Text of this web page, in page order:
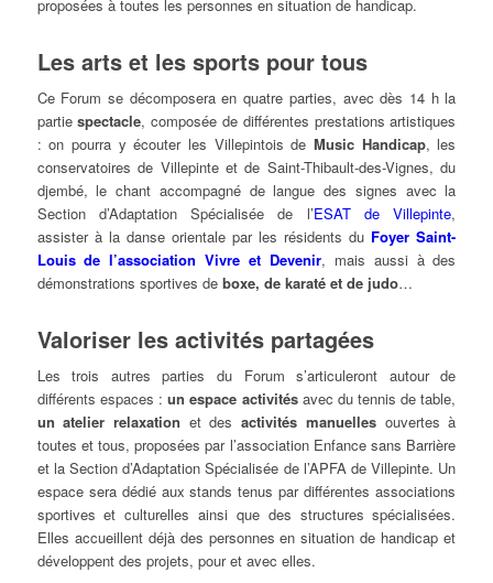
proposées à toutes les personnes en situation de handicap.
Les arts et les sports pour tous
Ce Forum se décomposera en quatre parties, avec dès 14 h la
partiespectacle, composée de différentes prestations artistiques
: on pourra y écouter les Villepintois deMusic Handicap, les
conservatoires de Villepinte et de Saint-Thibault-des-Vignes, du
djembé, le chant accompagné de langue des signes avec la
Section d’Adaptation Spécialisée de l’ESAT de Villepinte,
assister à la danse orientale par les résidents du Foyer Saint-
Louis de l’association Vivre et Devenir, mais aussi à des
démonstrations sportives de boxe, de karaté et de judo…
Valoriser les activités partagées
Les trois autres parties du Forum s’articuleront autour de
différents espaces :un espace activitésavec du tennis de table,
un atelier relaxation et desactivités manuellesouvertes à
toutes et tous, proposées par l’association Enfance sans Barrière
et la Section d’Adaptation Spécialisée de l’APFA de Villepinte. Un
espace sera dédié aux stands tenus par différentes associations
sportives et culturelles ainsi que des structures spécialisées.
Elles accueillent déjà des personnes en situation de handicap et
développent des projets, pour et avec elles.